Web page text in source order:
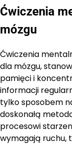
Ćwiczenia
mózgu
Ćwiczenia
dla mózgu,
pamięci i
informacji
tylko sposobem
doskonałą
procesowi
wymagają ruchu,